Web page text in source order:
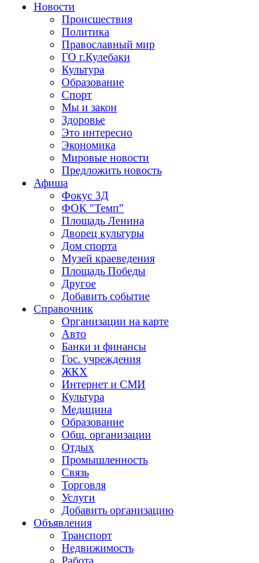
Новости
Происшествия
Политика
Православный мир
ГО г.Кулебаки
Культура
Образование
Спорт
Мы и закон
Здоровье
Это интересно
Экономика
Мировые новости
Предложить новость
Афиша
Фокус 3Д
ФОК "Темп"
Площадь Ленина
Дворец культуры
Дом спорта
Музей краеведения
Площадь Победы
Другое
Добавить событие
Справочник
Организации на карте
Авто
Банки и финансы
Гос. учреждения
ЖКХ
Интернет и СМИ
Культура
Медицина
Образование
Общ. организации
Отдых
Промышленность
Связь
Торговля
Услуги
Добавить организацию
Объявления
Транспорт
Недвижимость